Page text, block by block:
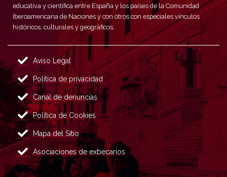
educativa y científica entre España y los países de la Comunidad
Iberoamericana de Naciones y con otros con especiales vínculos
históricos, culturales y geográficos.
Aviso Legal
Política de privacidad
Canal de denuncias
Política de Cookies
Mapa del Sitio
Asociaciones de exbecarios